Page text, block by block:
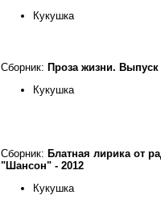
Кукушка
Сборник: Проза жизни. Выпуск
Кукушка
Сборник: Блатная лирика от
"Шансон" - 2012
Кукушка